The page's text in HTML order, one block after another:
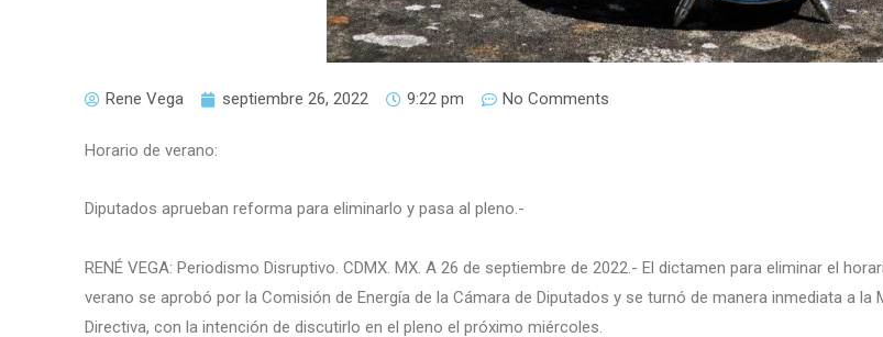
Rene Vega septiembre 26, 2022 9:22 pm No Comments
Horario de verano:
Diputados aprueban reforma para eliminarlo y pasa al pleno.-
RENÉ VEGA: Periodismo Disruptivo. CDMX. MX. A 26 de septiembre de 2022.- El dictamen para eliminar el
verano se aprobó por la Comisión de Energía de la Cámara de Diputados y se turnó de manera inmediata a la
Directiva, con la intención de discutirlo en el pleno el próximo miércoles.